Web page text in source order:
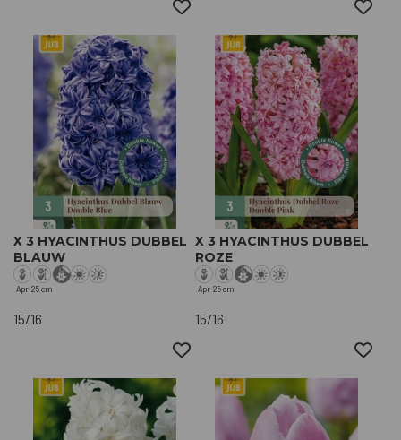
X 3 HYACINTHUS DUBBEL
BLAUW
Apr 25 cm
15/16
X 3 HYACINTHUS DUBBEL
ROZE
Apr 25 cm
15/16